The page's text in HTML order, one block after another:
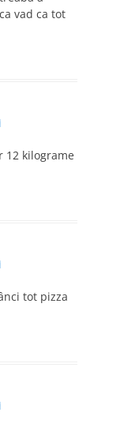
vad ca tot
12 kilograme
tot pizza